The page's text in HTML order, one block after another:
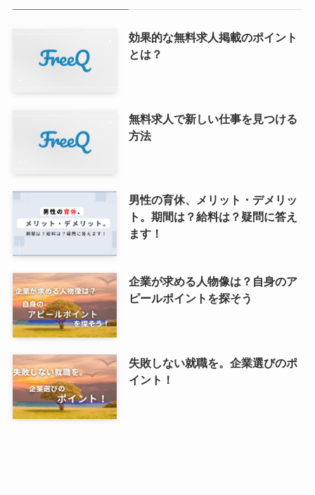
効果的な無料求人掲載のポイント
とは？
無料求人で新しい仕事を見つける
方法
男性の育休、メリット・デメリッ
ト。期間は？給料は？疑問に答え
ます！
企業が求める人物像は？自身のア
ピールポイントを探そう
失敗しない就職を。企業選びのポ
イント！